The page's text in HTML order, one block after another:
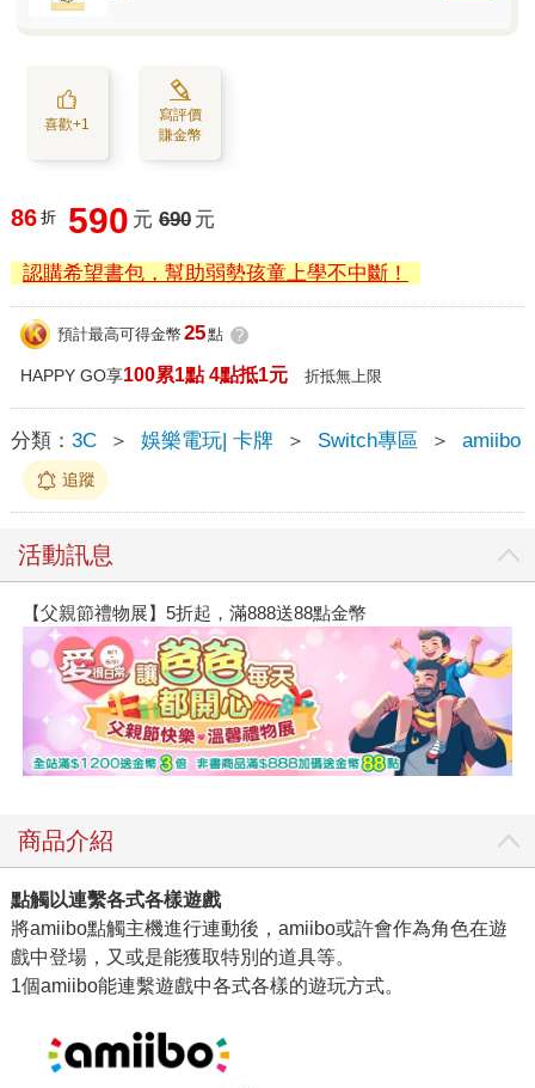
喜歡+1
寫評價
賺金幣
86 折 590 元 690 元
認購希望書包，幫助弱勢孩童上學不中斷！
預計最高可得金幣 25點 ?
HAPPY GO享100累1點 4點抵1元 折抵無上限
分類： 3C ＞ 娛樂電玩| 卡牌 ＞ Switch專區 ＞ amiibo
追蹤
活動訊息
【父親節禮物展】5折起，滿888送88點金幣
商品介紹
點觸以連繫各式各樣遊戲
將amiibo點觸主機進行連動後，amiibo或許會作為角色在遊
戲中登場，又或是能獲取特別的道具等。
1個amiibo能連繫遊戲中各式各樣的遊玩方式。